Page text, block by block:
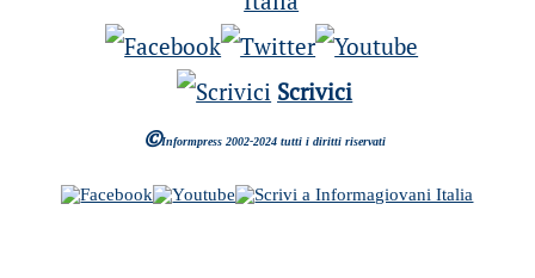
Scrivici
©Informpress 2002-2024 tutti i diritti riservati